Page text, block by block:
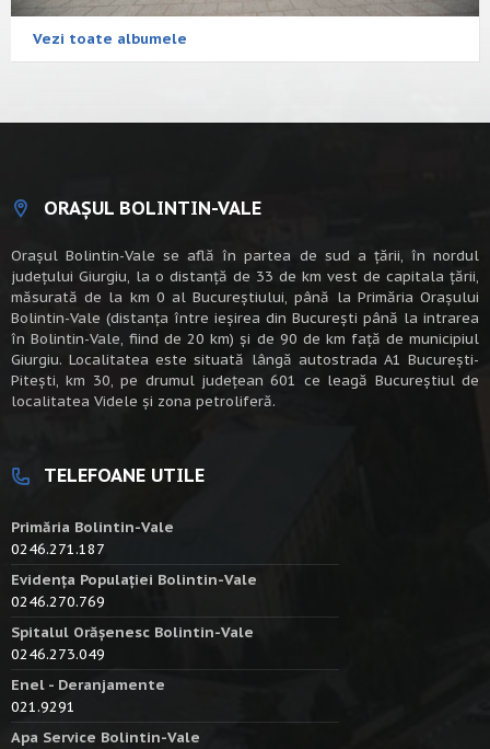
Vezi toate albumele
ORAȘUL BOLINTIN-VALE
Oraşul Bolintin-Vale se află în partea de sud a ţării, în nordul
judeţului Giurgiu, la o distanţă de 33 de km vest de capitala țării,
măsurată de la km 0 al Bucureștiului, până la Primăria Orașului
Bolintin-Vale (distanța între ieșirea din București până la intrarea
în Bolintin-Vale, fiind de 20 km) şi de 90 de km faţă de municipiul
Giurgiu. Localitatea este situată lângă autostrada A1 Bucureşti-
Piteşti, km 30, pe drumul judeţean 601 ce leagă Bucureştiul de
localitatea Videle şi zona petroliferă.
TELEFOANE UTILE
Primăria Bolintin-Vale
0246.271.187
Evidența Populației Bolintin-Vale
0246.270.769
Spitalul Orășenesc Bolintin-Vale
0246.273.049
Enel - Deranjamente
021.9291
Apa Service Bolintin-Vale